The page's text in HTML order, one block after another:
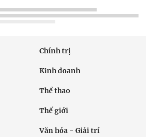
Chính trị
Kinh doanh
Thể thao
Thế giới
Văn hóa - Giải trí